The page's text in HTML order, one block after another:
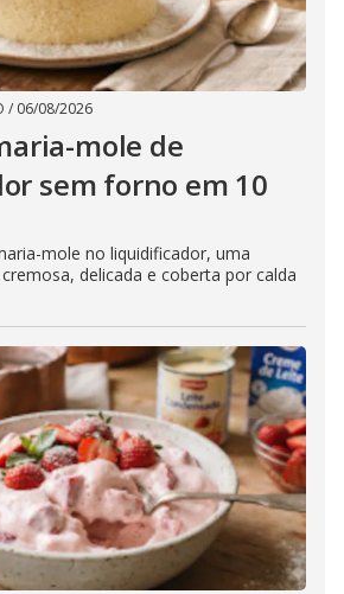
/ 06/08/2026
mole de
sem forno em 10
mole no liquidificador, uma
delicada e coberta por calda